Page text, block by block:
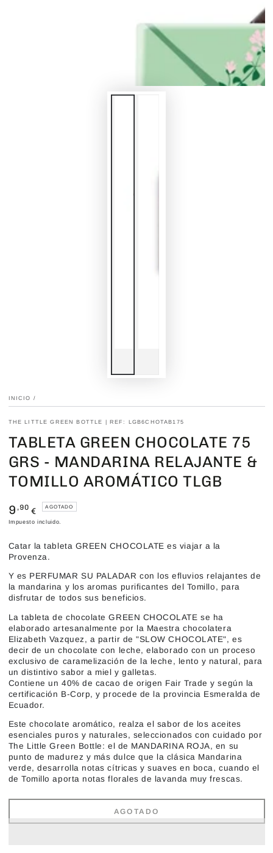
INICIO /
THE LITTLE GREEN BOTTLE | REF: LGB6CHOTAB175
TABLETA GREEN CHOCOLATE 75
GRS - MANDARINA RELAJANTE &
TOMILLO AROMÁTICO TLGB
Precio
regular
9 ,90 € AGOTADO
Impuesto incluido.
Catar la tableta GREEN CHOCOLATE es viajar a la
Provenza.
Y es PERFUMAR SU PALADAR con los efluvios relajantes de
la mandarina y los aromas purificantes del Tomillo, para
disfrutar de todos sus beneficios.
La tableta de chocolate GREEN CHOCOLATE se ha
elaborado artesanalmente por la Maestra chocolatera
Elizabeth Vazquez, a partir de "SLOW CHOCOLATE", es
decir de un chocolate con leche, elaborado con un proceso
exclusivo de caramelización de la leche, lento y natural, para
un distintivo sabor a miel y galletas.
Contiene un 40% de cacao de origen Fair Trade y según la
certificación B-Corp, y procede de la provincia Esmeralda de
Ecuador.
Este chocolate aromático, realza el sabor de los aceites
esenciales puros y naturales, seleccionados con cuidado por
The Little Green Bottle: el de MANDARINA ROJA, en su
punto de madurez y más dulce que la clásica Mandarina
verde, desarrolla notas cítricas y suaves en boca, cuando el
de Tomillo aporta notas florales de lavanda muy frescas.
AGOTADO